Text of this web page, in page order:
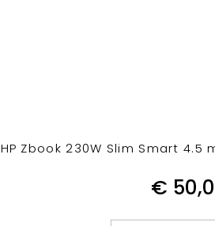
HP Zbook 230W Slim Smart
€